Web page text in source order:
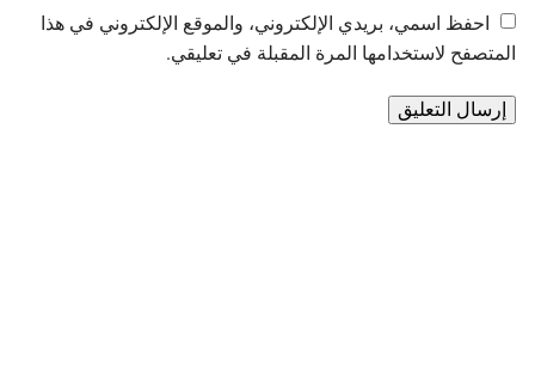
احفظ اسمي، بريدي الإلكتروني، والموقع الإلكتروني في هذا
المتصفح لاستخدامها المرة المقبلة في تعليقي.